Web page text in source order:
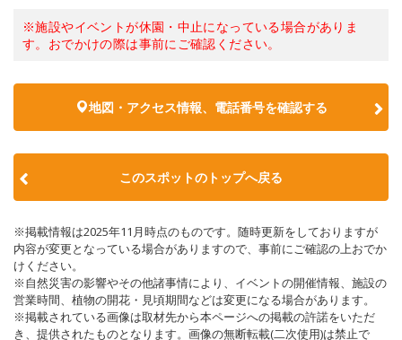
※施設やイベントが休園・中止になっている場合がありま
す。おでかけの際は事前にご確認ください。
地図・アクセス情報、電話番号を確認する
このスポットのトップへ戻る
※掲載情報は2025年11月時点のものです。随時更新をしておりますが
内容が変更となっている場合がありますので、事前にご確認の上おでか
けください。
※自然災害の影響やその他諸事情により、イベントの開催情報、施設の
営業時間、植物の開花・見頃期間などは変更になる場合があります。
※掲載されている画像は取材先から本ページへの掲載の許諾をいただ
き、提供されたものとなります。画像の無断転載(二次使用)は禁止で